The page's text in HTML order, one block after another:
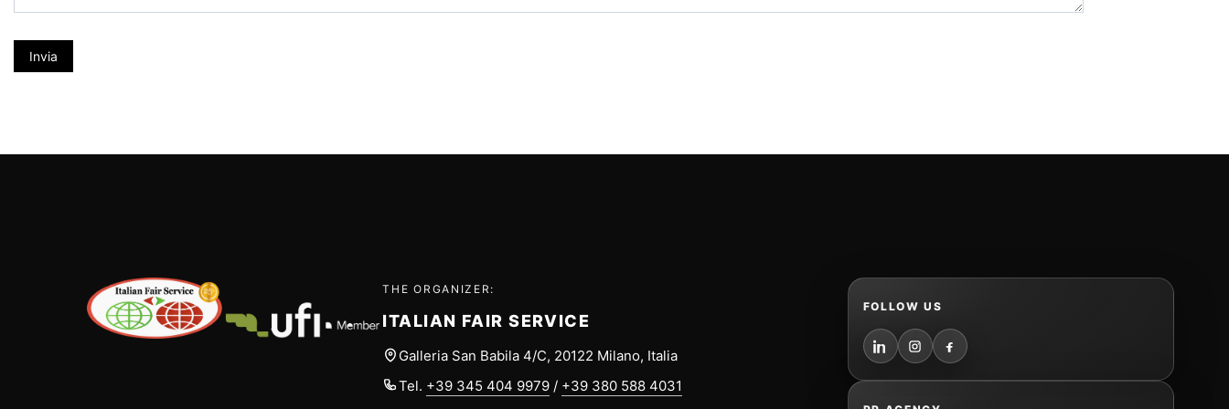
Invia
THE ORGANIZER:
ITALIAN FAIR SERVICE
Galleria San Babila 4/C, 20122 Milano, Italia
Tel. +39 345 404 9979 / +39 380 588 4031
FOLLOW US